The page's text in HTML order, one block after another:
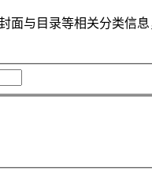
与目录等相关分类信息